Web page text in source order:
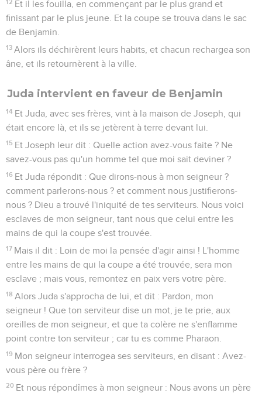
12 Et il les fouilla, en commençant par le plus grand et
finissant par le plus jeune. Et la coupe se trouva dans le sac
de Benjamin.
13 Alors ils déchirèrent leurs habits, et chacun rechargea son
âne, et ils retournèrent à la ville.
Juda intervient en faveur de Benjamin
14 Et Juda, avec ses frères, vint à la maison de Joseph, qui
était encore là, et ils se jetèrent à terre devant lui.
15 Et Joseph leur dit : Quelle action avez-vous faite ? Ne
savez-vous pas qu'un homme tel que moi sait deviner ?
16 Et Juda répondit : Que dirons-nous à mon seigneur ?
comment parlerons-nous ? et comment nous justifierons-
nous ? Dieu a trouvé l'iniquité de tes serviteurs. Nous voici
esclaves de mon seigneur, tant nous que celui entre les
mains de qui la coupe s'est trouvée.
17 Mais il dit : Loin de moi la pensée d'agir ainsi ! L'homme
entre les mains de qui la coupe a été trouvée, sera mon
esclave ; mais vous, remontez en paix vers votre père.
18 Alors Juda s'approcha de lui, et dit : Pardon, mon
seigneur ! Que ton serviteur dise un mot, je te prie, aux
oreilles de mon seigneur, et que ta colère ne s'enflamme
point contre ton serviteur ; car tu es comme Pharaon.
19 Mon seigneur interrogea ses serviteurs, en disant : Avez-
vous père ou frère ?
20 Et nous répondîmes à mon seigneur : Nous avons un père